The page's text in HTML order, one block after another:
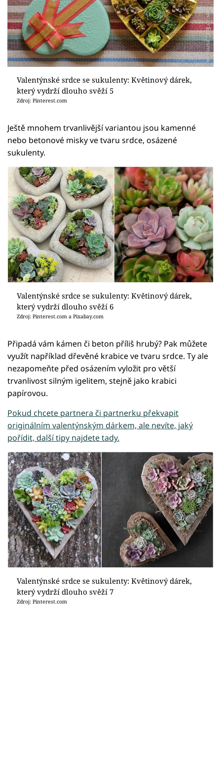
Valentýnské srdce se sukulenty: Květinový dárek,
který vydrží dlouho svěží 5
Zdroj: Pinterest.com
Ještě mnohem trvanlivější variantou jsou kamenné
nebo betonové misky ve tvaru srdce, osázené
sukulenty.
Valentýnské srdce se sukulenty: Květinový dárek,
který vydrží dlouho svěží 6
Zdroj: Pinterest.com a Pixabay.com
Připadá vám kámen či beton příliš hrubý? Pak můžete
využít například dřevěné krabice ve tvaru srdce. Ty ale
nezapomeňte před osázením vyložit pro větší
trvanlivost silným igelitem, stejně jako krabici
papírovou.
Pokud chcete partnera či partnerku překvapit
originálním valentýnským dárkem, ale nevíte, jaký
pořídit, další tipy najdete tady.
Valentýnské srdce se sukulenty: Květinový dárek,
který vydrží dlouho svěží 7
Zdroj: Pinterest.com